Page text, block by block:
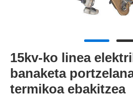
15kv-ko linea
banaketa
termikoa ebakitzea